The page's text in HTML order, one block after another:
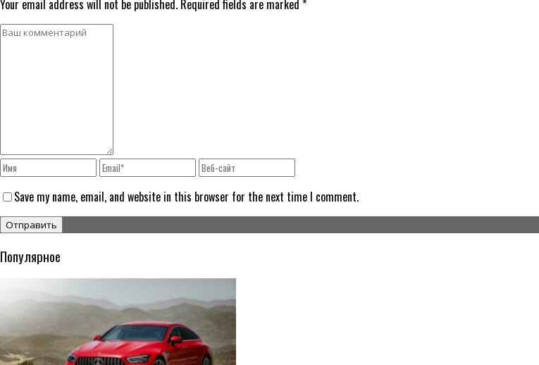
Your email address will not be published. Required fields are marked *
Save my name, email, and website in this browser for the next time I comment.
Популярное